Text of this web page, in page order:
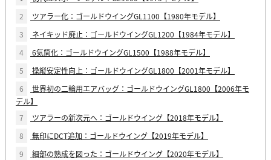
2
ツアラー化：ゴールドウイングGL1100【1980年モデル】
3
ネイキッド廃止：ゴールドウイングGL1200【1984年モデル】
4
6気筒化：ゴールドウイングGL1500【1988年モデル】
5
操縦安定性向上：ゴールドウイングGL1800【2001年モデル】
6
世界初の二輪用エアバッグ：ゴールドウイングGL1800【2006年モ
デル】
7
ツアラーの新次元へ：ゴールドウイング【2018年モデル】
8
無印にDCT追加：ゴールドウイング【2019年モデル】
9
細部の熟成を図った：ゴールドウイング【2020年モデル】